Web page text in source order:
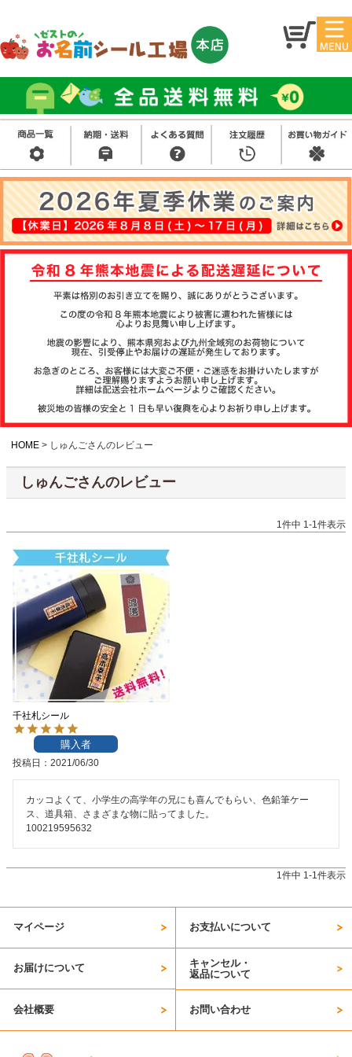
マイ
ジ
お名
前シ
ール
アイ
ロン
シー
ル
お買
い得
セッ
ト
スタ
ンプ
その
他
注文履歴
について
らせ
HOME しゅんごさんのレビュー
しゅんごさんのレビュー
1件中 1-1件表示
千社札シール
購入者
投稿日 2021/06/30
カッコよくて、小学生の高学年の兄にも喜んでもらい、色鉛筆ケー
ス、道具箱、さまざまな物に貼ってました。
100219595632
1件中 1-1件表示
マイページ お支払いについて
お届けについて
キャンセル・
返品について
会社概要 お問い合わせ